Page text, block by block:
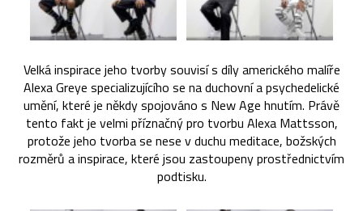
Velká inspirace jeho tvorby souvisí s díly amerického malíře
Alexa Greye specializujícího se na duchovní a psychedelické
umění, které je někdy spojováno s New Age hnutím. Právě
tento fakt je velmi příznačný pro tvorbu Alexa Mattsson,
protože jeho tvorba se nese v duchu meditace, božských
rozměrů a inspirace, které jsou zastoupeny prostřednictvím
podtisku.